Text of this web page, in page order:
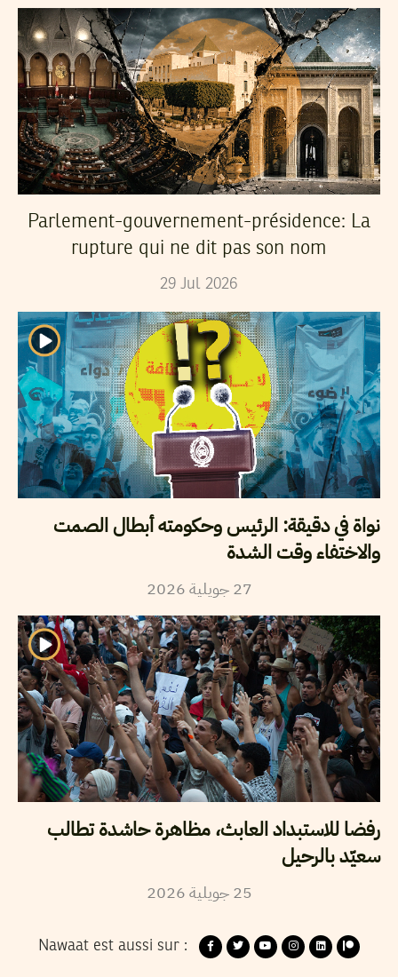
Parlement-gouvernement-présidence: La
rupture qui ne dit pas son nom
29 Jul 2026
نواة في دقيقة: الرئيس وحكومته أبطال الصمت
والاختفاء وقت الشدة
27 جويلية2026
رفضا للاستبداد العابث، مظاهرة حاشدة تطالب
سعيّد بالرحيل
25 جويلية2026
Nawaat est aussi sur :